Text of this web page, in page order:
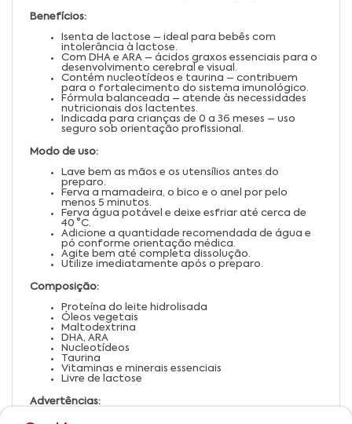
Benefícios:
Isenta de lactose – ideal para bebês com
intolerância à lactose.
Com DHA e ARA – ácidos graxos essenciais para o
desenvolvimento cerebral e visual.
Contém nucleotídeos e taurina – contribuem
para o fortalecimento do sistema imunológico.
Fórmula balanceada – atende às necessidades
nutricionais dos lactentes.
Indicada para crianças de 0 a 36 meses – uso
seguro sob orientação profissional.
Modo de uso:
Lave bem as mãos e os utensílios antes do
preparo.
Ferva a mamadeira, o bico e o anel por pelo
menos 5 minutos.
Ferva água potável e deixe esfriar até cerca de
40 °C.
Adicione a quantidade recomendada de água e
pó conforme orientação médica.
Agite bem até completa dissolução.
Utilize imediatamente após o preparo.
Composição:
Proteína do leite hidrolisada
Óleos vegetais
Maltodextrina
DHA, ARA
Nucleotídeos
Taurina
Vitaminas e minerais essenciais
Livre de lactose
Advertências:
Preparar apenas a quantidade necessária para o